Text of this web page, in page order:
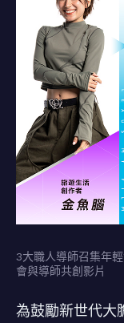
3大職人導師召集年
會與導師共創影片
為鼓勵新世代大